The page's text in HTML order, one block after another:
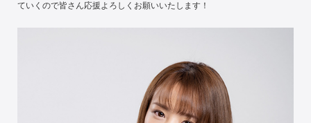
ていくので皆さん応援よろしくお願いいたします！